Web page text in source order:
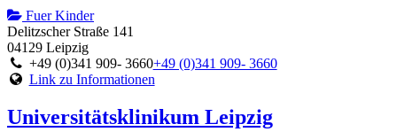
Fuer Kinder
Delitzscher Straße 141
04129 Leipzig
+49 (0)341 909- 3660+49 (0)341 909- 3660
Link zu Informationen
Universitätsklinikum Leipzig